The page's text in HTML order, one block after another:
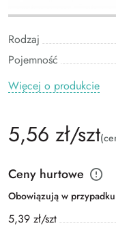
Rodzaj
Pojemność
Więcej o produkcie
5,56 zł/szt
Ceny hurtowe
Obowiązują w
5,39 zł/szt